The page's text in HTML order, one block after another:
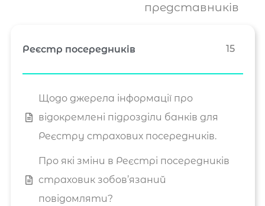
представників
Реєстр посередників 15
Щодо джерела інформації про
відокремлені підрозділи банків для
Реєстру страхових посередників.
Про які зміни в Реєстрі посередників
страховик зобов’язаний
повідомляти?